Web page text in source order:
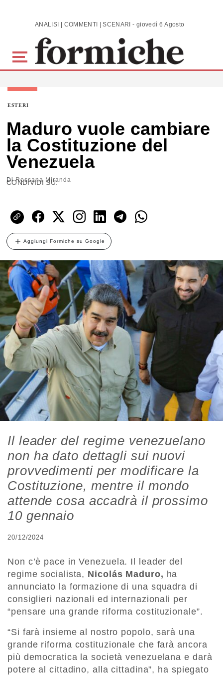
Skip to main content ANALISI | COMMENTI | SCENARI - giovedì 6 Agosto 2026
ESTERI
Maduro vuole cambiare
la Costituzione del
Venezuela
DiRossana Miranda
CONDIVIDI SU:
Aggiungi Formiche su Google
Il leader del regime venezuelano
non ha dato dettagli sui nuovi
provvedimenti per modificare la
Costituzione, mentre il mondo
attende cosa accadrà il prossimo
10 gennaio
20/12/2024
Non c’è pace in Venezuela. Il leader del
regime socialista, Nicolás Maduro, ha
annunciato la formazione di una squadra di
consiglieri nazionali ed internazionali per
“pensare una grande riforma costituzionale”.
“Si farà insieme al nostro popolo, sarà una
grande riforma costituzionale che farà ancora
più democratica la società venezuelana e darà
potere al cittadino, alla cittadina”, ha spiegato